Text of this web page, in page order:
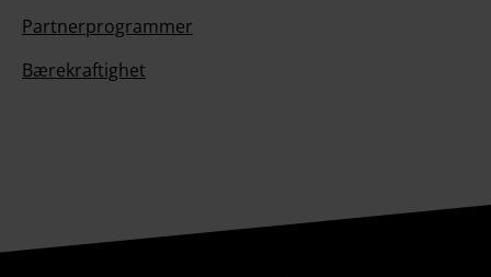
Partnerprogrammer
Bærekraftighet